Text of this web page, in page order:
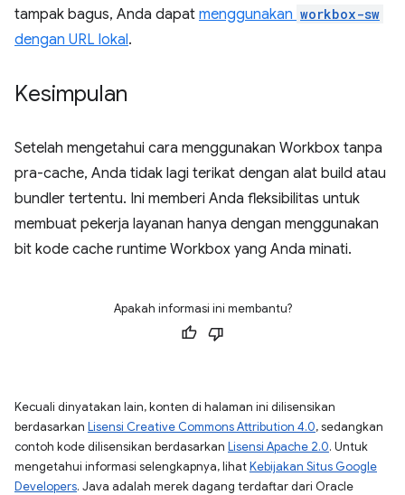
tampak bagus, Anda dapat menggunakan workbox-sw
dengan URL lokal.
Kesimpulan
Setelah mengetahui cara menggunakan Workbox tanpa
pra-cache, Anda tidak lagi terikat dengan alat build atau
bundler tertentu. Ini memberi Anda fleksibilitas untuk
membuat pekerja layanan hanya dengan menggunakan
bit kode cache runtime Workbox yang Anda minati.
Apakah informasi ini membantu?
Kecuali dinyatakan lain, konten di halaman ini dilisensikan
berdasarkan Lisensi Creative Commons Attribution 4.0, sedangkan
contoh kode dilisensikan berdasarkan Lisensi Apache 2.0. Untuk
mengetahui informasi selengkapnya, lihatKebijakan Situs Google
Developers. Java adalah merek dagang terdaftar dari Oracle